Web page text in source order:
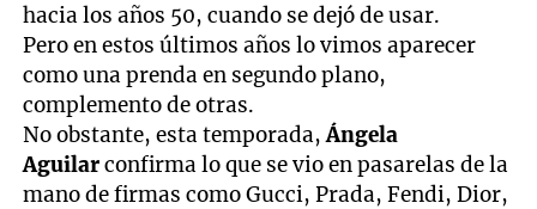
hacia los años 50, cuando se dejó de usar.
Pero en estos últimos años lo vimos aparecer
como una prenda en segundo plano,
complemento de otras.
No obstante, esta temporada,Ángela
Aguilarconfirma lo que se vio en pasarelas de la
mano de firmas como Gucci, Prada, Fendi, Dior,